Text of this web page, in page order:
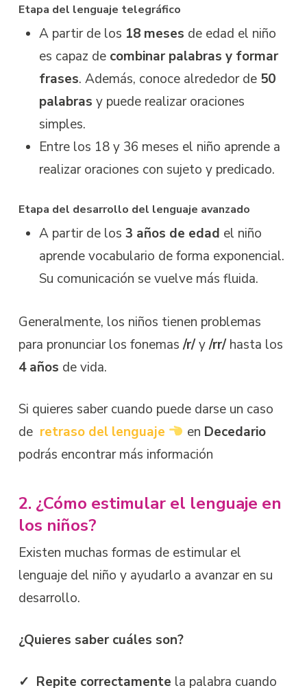
Etapa del lenguaje telegráfico
A partir de los 18 meses de edad el niño
es capaz de combinar palabras y formar
frases. Además, conoce alrededor de 50
palabras y puede realizar oraciones
simples.
Entre los 18 y 36 meses el niño aprende a
realizar oraciones con sujeto y predicado.
Etapa del desarrollo del lenguaje avanzado
A partir de los 3 años de edad el niño
aprende vocabulario de forma exponencial.
Su comunicación se vuelve más fluida.
Generalmente, los niños tienen problemas
para pronunciar los fonemas/r/y/rr/hasta los
4 años de vida.
Si quieres saber cuando puede darse un caso
de retraso del lenguaje en Decedario
podrás encontrar más información
2. ¿Cómo estimular el lenguaje en
los niños?
Existen muchas formas de estimular el
lenguaje del niño y ayudarlo a avanzar en su
desarrollo.
¿Quieres saber cuáles son?
✓ Repite correctamente la palabra cuando